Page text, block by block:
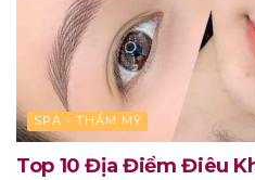
SPA - THẨM MỸ
Top 10 Địa Điểm Điêu